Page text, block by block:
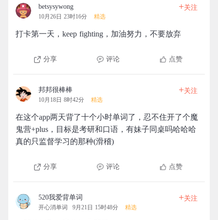
betsysywong
10月26日 23时16分 精选
+关注
打卡第一天，keep fighting，加油努力，不要放弃
分享 评论 点赞
邦邦很棒棒
10月18日 8时42分 精选
+关注
在这个app两天背了十个小时单词了，忍不住开了个魔
鬼营+plus，目标是考研和口语，有妹子同桌吗哈哈哈
真的只监督学习的那种(滑稽)
分享 评论 点赞
520我爱背单词
开心消单词 9月21日 15时48分 精选
+关注